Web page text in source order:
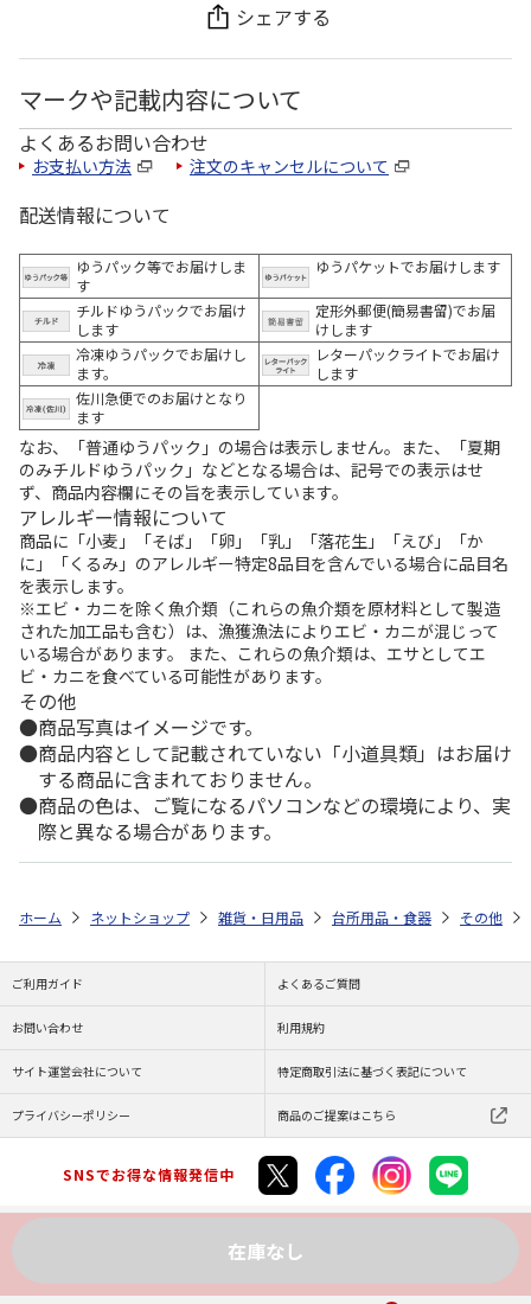
シェアする
マークや記載内容について
よくあるお問い合わせ
お支払い方法 注文のキャンセルについて
配送情報について
ゆうパック等でお届けしま
す
ゆうパケットでお届けします
チルドゆうパックでお届け
します
定形外郵便(簡易書留)でお届
けします
冷凍ゆうパックでお届けし
ます。
レターパックライトでお届け
します
佐川急便でのお届けとなり
ます
なお、「普通ゆうパック」の場合は表示しません。また、「夏期
のみチルドゆうパック」などとなる場合は、記号での表示はせ
ず、商品内容欄にその旨を表示しています。
アレルギー情報について
商品に「小麦」「そば」「卵」「乳」「落花生」「えび」「か
に」「くるみ」のアレルギー特定8品目を含んでいる場合に品目名
を表示します。
※エビ・カニを除く魚介類（これらの魚介類を原材料として製造
された加工品も含む）は、漁獲漁法によりエビ・カニが混じって
いる場合があります。 また、これらの魚介類は、エサとしてエ
ビ・カニを食べている可能性があります。
その他
商品写真はイメージです。
商品内容として記載されていない「小道具類」はお届け
する商品に含まれておりません。
商品の色は、ご覧になるパソコンなどの環境により、実
際と異なる場合があります。
在庫なし
ホーム ネットショップ 雑貨・日用品 台所用品・食器 その他
ご利用ガイド よくあるご質問
お問い合わせ 利用規約
サイト運営会社について 特定商取引法に基づく表記について
プライバシーポリシー 商品のご提案はこちら
SNSでお得な情報発信中